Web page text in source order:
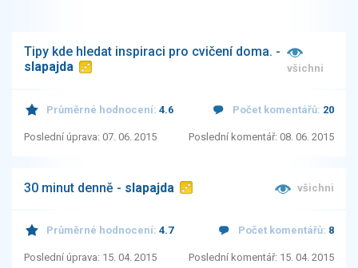
Tipy kde hledat inspiraci pro cvičení doma. -
slapajda
všichni
Průměrné hodnocení: 4.6 Počet komentářů: 20
Poslední úprava: 07. 06. 2015 Poslední komentář: 08. 06. 2015
30 minut denně - slapajda všichni
Průměrné hodnocení: 4.7 Počet komentářů: 8
Poslední úprava: 15. 04. 2015 Poslední komentář: 15. 04. 2015